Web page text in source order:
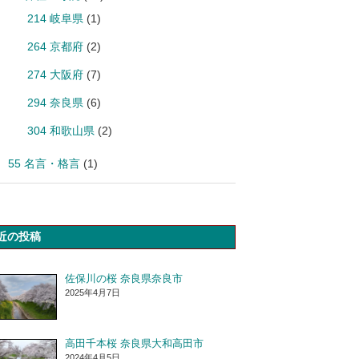
214 岐阜県 (1)
264 京都府(2)
274 大阪府(7)
294 奈良県 (6)
304 和歌山県 (2)
55 名言・格言(1)
の投稿
佐保川の桜 奈良県奈良市
2025年4月7日
高田千本桜 奈良県大和高田市
2024年4月5日